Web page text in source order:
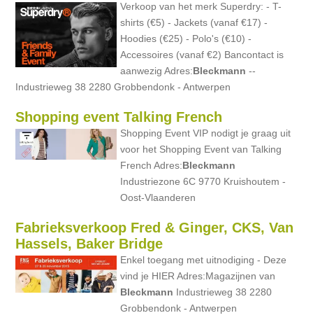
Verkoop van het merk Superdry: - T-
shirts (€5) - Jackets (vanaf €17) -
Hoodies (€25) - Polo's (€10) -
Accessoires (vanaf €2) Bancontact is
aanwezig Adres:Bleckmann --
Industrieweg 38 2280 Grobbendonk - Antwerpen
Shopping event Talking French
Shopping Event VIP nodigt je graag uit
voor het Shopping Event van Talking
French Adres:Bleckmann
Industriezone 6C 9770 Kruishoutem -
Oost-Vlaanderen
Fabrieksverkoop Fred & Ginger, CKS, Van
Hassels, Baker Bridge
Enkel toegang met uitnodiging - Deze
vind je HIER Adres:Magazijnen van
Bleckmann Industrieweg 38 2280
Grobbendonk - Antwerpen